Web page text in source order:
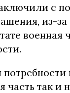
с
из-
военная
часть так и